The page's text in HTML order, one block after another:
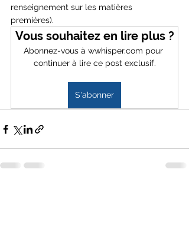
renseignement sur les matières
premières).
Vous souhaitez en lire plus ?
Abonnez-vous à wwhisper.com pour
continuer à lire ce post exclusif.
S'abonner